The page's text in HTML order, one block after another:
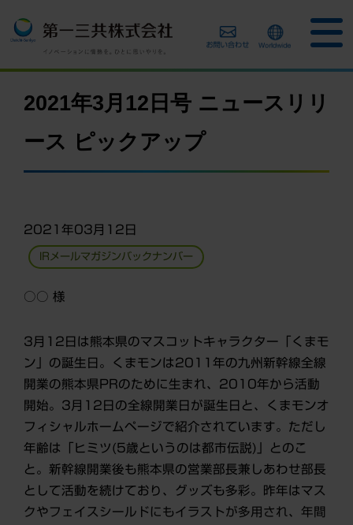
2021年3月12日号 ニュースリリ
ース ピックアップ
2021年03月12日
IRメールマガジンバックナンバー
○○ 様
3月12日は熊本県のマスコットキャラクター「くまモ
ン」の誕生日。くまモンは2011年の九州新幹線全線
開業の熊本県PRのために生まれ、2010年から活動
開始。3月12日の全線開業日が誕生日と、くまモンオ
フィシャルホームページで紹介されています。ただし
年齢は「ヒミツ(5歳というのは都市伝説)」とのこ
と。新幹線開業後も熊本県の営業部長兼しあわせ部長
として活動を続けており、グッズも多彩。昨年はマス
クやフェイスシールドにもイラストが多用され、年間